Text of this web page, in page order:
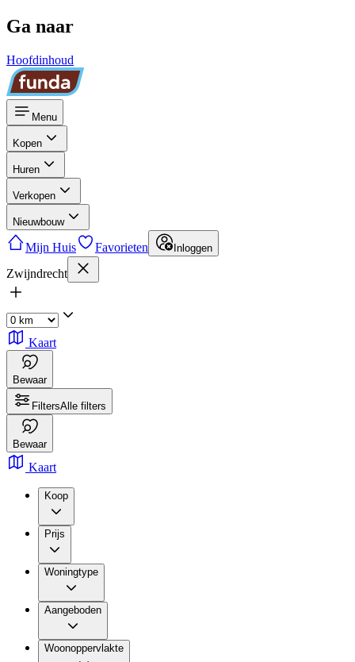
Ga naar
Hoofdinhoud
Menu
Kopen
Huren
Verkopen
Nieuwbouw
Mijn Huis Favorieten Inloggen
Zwijndrecht
Kaart
Bewaar
FiltersAlle filters
Bewaar
Kaart
Koop
Prijs
Woningtype
Aangeboden
Woonoppervlakte